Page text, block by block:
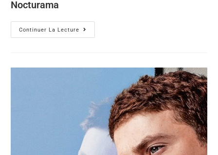
Nocturama
Continuer La Lecture